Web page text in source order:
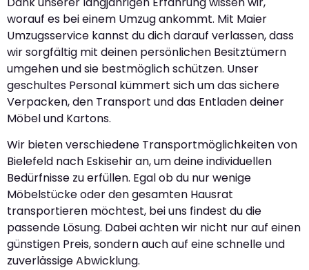
worauf es bei einem Umzug ankommt. Mit Maier
Umzugsservice kannst du dich darauf verlassen, dass
wir sorgfältig mit deinen persönlichen Besitztümern
umgehen und sie bestmöglich schützen. Unser
geschultes Personal kümmert sich um das sichere
Verpacken, den Transport und das Entladen deiner
Möbel und Kartons.
Wir bieten verschiedene Transportmöglichkeiten von
Bielefeld nach Eskisehir an, um deine individuellen
Bedürfnisse zu erfüllen. Egal ob du nur wenige
Möbelstücke oder den gesamten Hausrat
transportieren möchtest, bei uns findest du die
passende Lösung. Dabei achten wir nicht nur auf einen
günstigen Preis, sondern auch auf eine schnelle und
zuverlässige Abwicklung.